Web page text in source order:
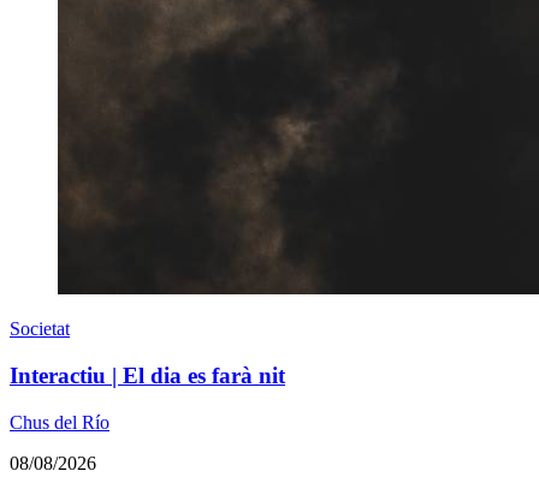
Societat
Interactiu | El dia es farà nit
Chus del Río
08/08/2026